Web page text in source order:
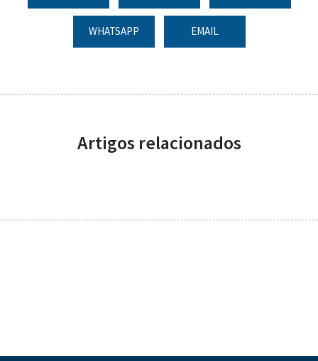
WHATSAPP EMAIL
Artigos relacionados